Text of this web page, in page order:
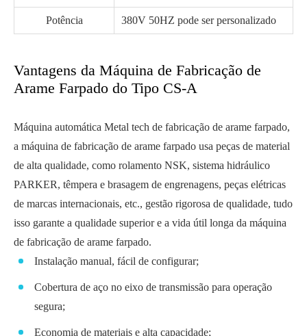
Potência 380V 50HZ pode ser personalizado
Vantagens da Máquina de Fabricação de
Arame Farpado do Tipo CS-A
Máquina automática Metal tech de fabricação de arame farpado,
a máquina de fabricação de arame farpado usa peças de material
de alta qualidade, como rolamento NSK, sistema hidráulico
PARKER, têmpera e brasagem de engrenagens, peças elétricas
de marcas internacionais, etc., gestão rigorosa de qualidade, tudo
isso garante a qualidade superior e a vida útil longa da máquina
de fabricação de arame farpado.
Instalação manual, fácil de configurar;
Cobertura de aço no eixo de transmissão para operação
segura;
Economia de materiais e alta capacidade;